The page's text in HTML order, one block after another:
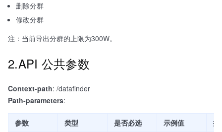
删除分群
修改分群
注：当前导出分群的上限为300W。
2.API 公共参数
Context-path: /datafinder
Path-parameters:
参数 类型 是否必选 示例值
描